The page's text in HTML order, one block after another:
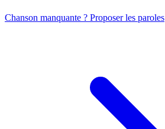
Chanson manquante ? Proposer les paroles